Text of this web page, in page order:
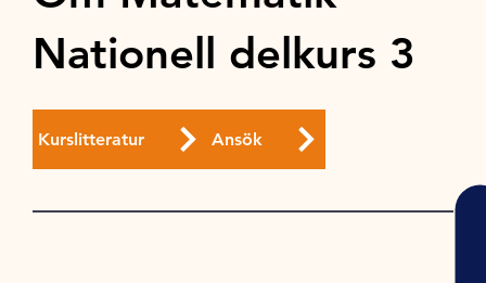
Nationell delkurs 3
Kurslitteratur Ansök